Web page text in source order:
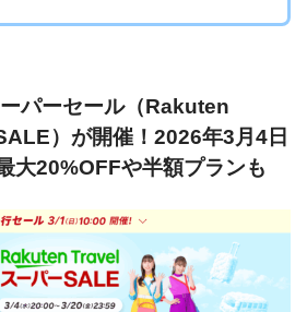
パーセール（Rakuten
）が開催！2026年3月4日
大20%OFFや半額プランも